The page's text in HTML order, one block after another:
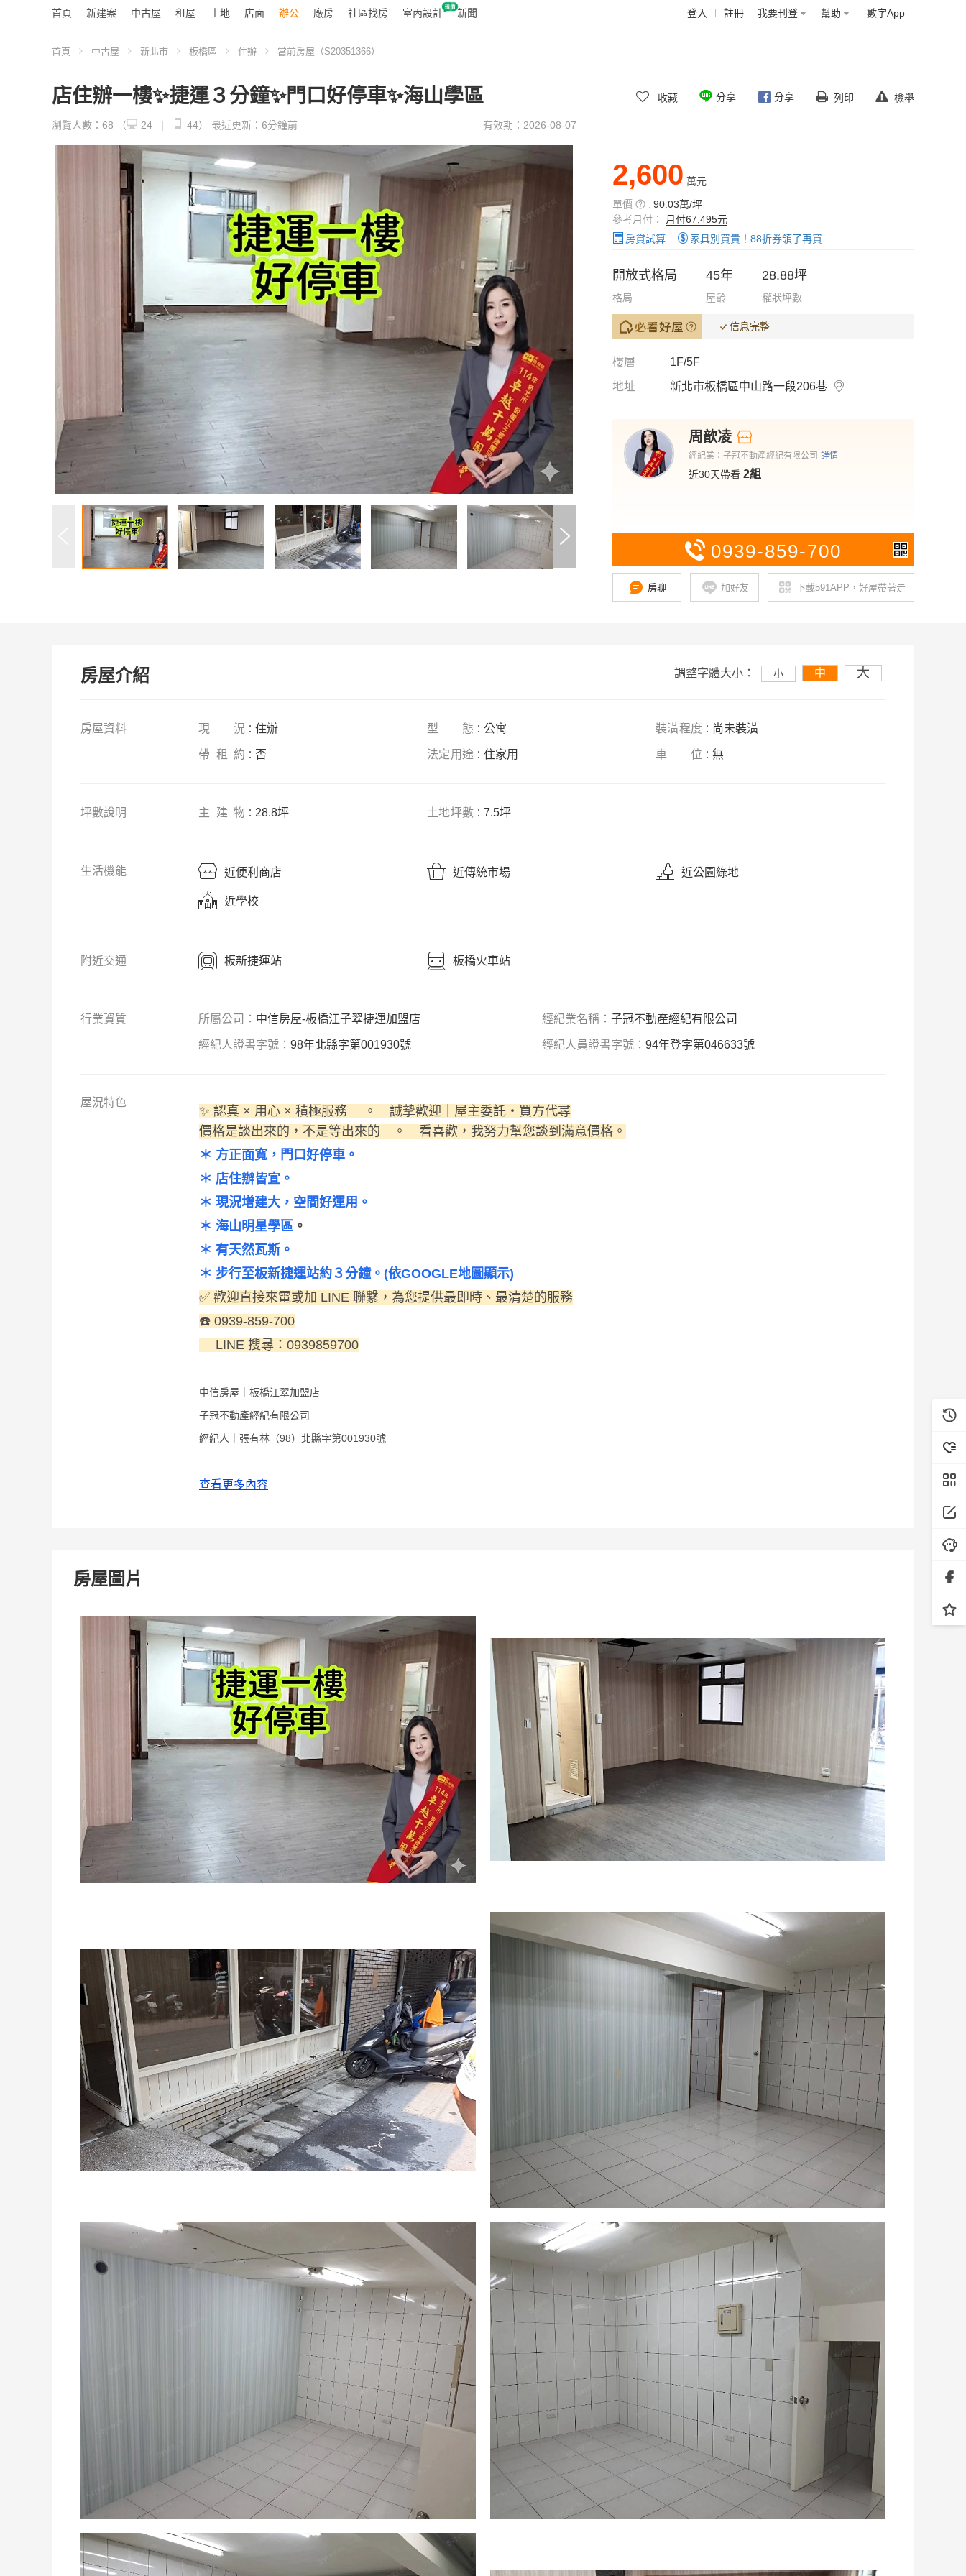
首頁 新建案 中古屋 租屋 土地 店面 辦公 廠房 社區找房 室內設計 新聞 登入 註冊 我要刊登 幫助 數字App
首頁 中古屋 新北市 板橋區 住辦 當前房屋（S20351366）
店住辦一樓✨捷運３分鐘✨門口好停車✨海山學區
有效期：2026-08-07
瀏覽人數：68 （ 24 | 44） 最近更新：6分鐘前
收藏 分享 分享 列印 檢舉
2,600 萬元
單價
: 90.03萬/坪
參考月付：
月付67,495元
房貸試算
家具別買貴！88折券領了再買
開放式格局
格局
45年
屋齡
28.88坪
權狀坪數
信息完整
樓層
1F/5F
地址
新北市板橋區中山路一段206巷
周歆凌
經紀業：子冠不動產經紀有限公司 詳情
近30天帶看 2組
0939-859-700
房聊 加好友 下載591APP，好屋帶著走
房屋介紹 調整字體大小： 小 中 大
房屋資料 現況 ： 住辦 型態 ： 公寓 裝潢程度 ： 尚未裝潢
帶 租約 ： 否 法定用途 ： 住家用 車 位 ： 無
坪數說明 主建物 ： 28.8坪 土地坪數 ： 7.5坪
生活機能 近便利商店 近傳統市場 近公園綠地
近學校
附近交通 板新捷運站 板橋火車站
行業資質 所屬公司： 中信房屋-板橋江子翠捷運加盟店 經紀業名稱： 子冠不動產經紀有限公司
經紀人證書字號： 98年北縣字第001930號 經紀人員證書字號： 94年登字第046633號
屋況特色
✨ 認真 × 用心 × 積極服務 。 誠摯歡迎｜屋主委託・買方代尋
價格是談出來的，不是等出來的 。 看喜歡，我努力幫您談到滿意價格。
＊ 方正面寬，門口好停車。
＊ 店住辦皆宜。
＊ 現況增建大，空間好運用。
＊ 海山明星學區 。
＊ 有天然瓦斯。
＊ 步行至板新捷運站約３分鐘。(依GOOGLE地圖顯示)
✅ 歡迎直接來電或加 LINE 聯繫，為您提供最即時、最清楚的服務
☎️ 0939-859-700
LINE 搜尋：0939859700
中信房屋｜板橋江翠加盟店
子冠不動產經紀有限公司
經紀人｜張有林（98）北縣字第001930號
查看更多內容
房屋圖片